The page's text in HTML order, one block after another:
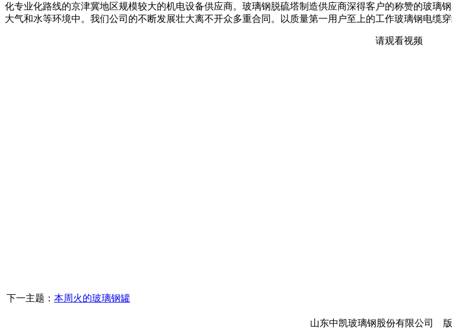
化专业化路线的京津冀地区规模较大的机电设备供应商。玻璃钢脱硫塔制造供应商深得客户的称赞的玻璃
大气和水等环境中。我们公司的不断发展壮大离不开众多重合同。以质量第一用户至上的工作玻璃钢电缆穿
请观看视频
下一主题： 本周火的玻璃钢罐
山东中凯玻璃钢股份有限公司